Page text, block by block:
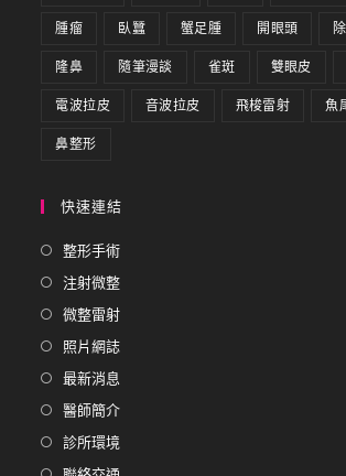
腫瘤 臥蠶 蟹足腫 開眼頭
隆鼻 隨筆漫談 雀斑 雙眼皮
電波拉皮 音波拉皮 飛梭雷射 魚
鼻整形
快速連結
整形手術
注射微整
微整雷射
照片網誌
最新消息
醫師簡介
診所環境